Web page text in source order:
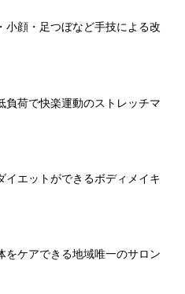
小顔・足つぼなど手技による改
負荷で快楽運動のストレッチマ
イエットができるボディメイキ
をケアできる地域唯一のサロン